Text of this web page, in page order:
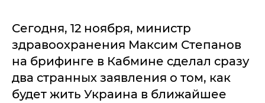
Сегодня, 12 ноября, министр
здравоохранения Максим Степанов
на брифинге в Кабмине сделал сразу
два странных заявления о том, как
будет жить Украина в ближайшее